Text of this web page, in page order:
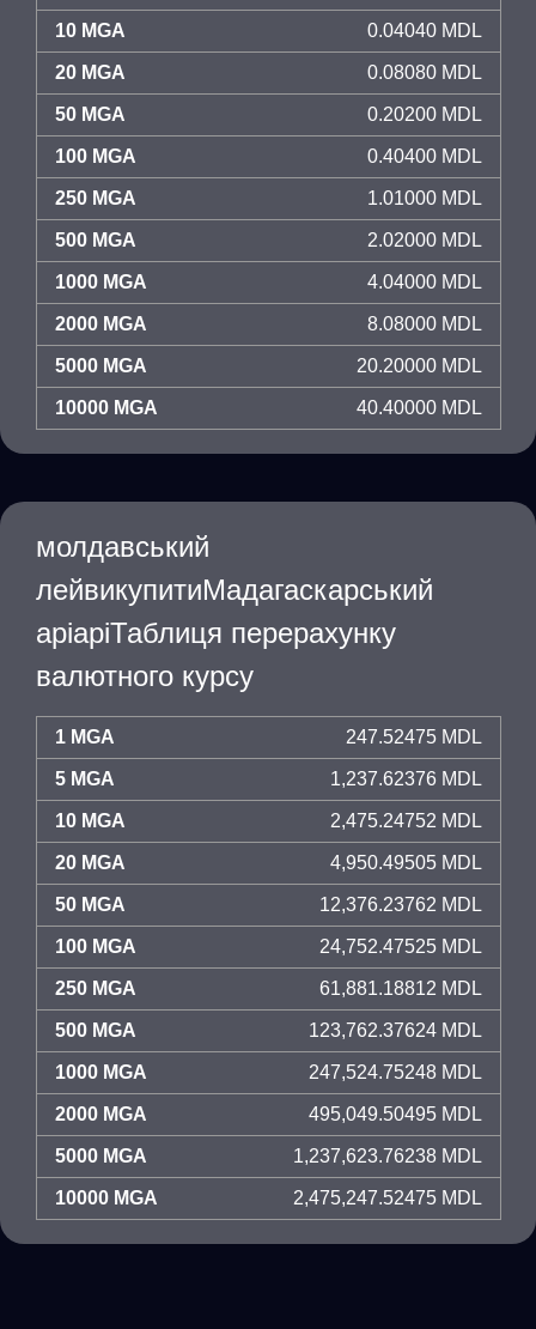
10 MGA 0.04040 MDL
20 MGA 0.08080 MDL
50 MGA 0.20200 MDL
100 MGA 0.40400 MDL
250 MGA 1.01000 MDL
500 MGA 2.02000 MDL
1000 MGA 4.04000 MDL
2000 MGA 8.08000 MDL
5000 MGA 20.20000 MDL
10000 MGA 40.40000 MDL
молдавський
лейвикупитиМадагаскарський
аріаріТаблиця перерахунку
валютного курсу
1 MGA 247.52475 MDL
5 MGA 1,237.62376 MDL
10 MGA 2,475.24752 MDL
20 MGA 4,950.49505 MDL
50 MGA 12,376.23762 MDL
100 MGA 24,752.47525 MDL
250 MGA 61,881.18812 MDL
500 MGA 123,762.37624 MDL
1000 MGA 247,524.75248 MDL
2000 MGA 495,049.50495 MDL
5000 MGA 1,237,623.76238 MDL
10000 MGA 2,475,247.52475 MDL